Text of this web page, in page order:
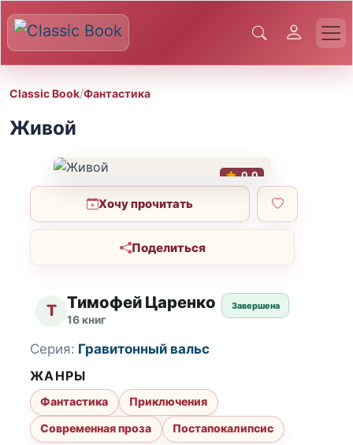
Classic Book/Фантастика
Живой
0.0
Хочу прочитать
Поделиться
Т Тимофей Царенко
16 книг
Завершена
Серия: Гравитонный вальс
ЖАНРЫ
Фантастика
Приключения
Современная проза
Постапокалипсис